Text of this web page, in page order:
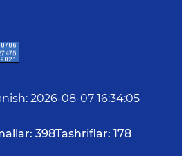
: 2026-08-07 16:34:05
398Tashriflar: 178